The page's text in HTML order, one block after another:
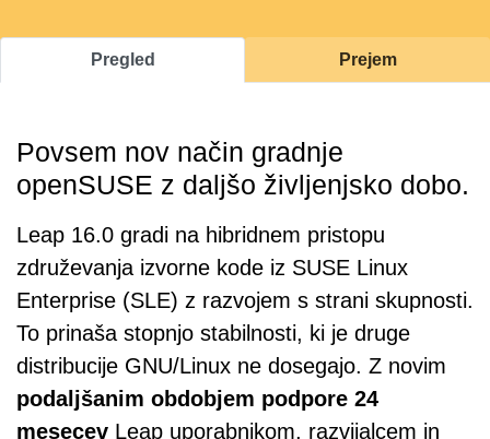
Pregled Prejem
Povsem nov način gradnje
openSUSE z daljšo življenjsko dobo.
Leap 16.0 gradi na hibridnem pristopu
združevanja izvorne kode iz SUSE Linux
Enterprise (SLE) z razvojem s strani skupnosti.
To prinaša stopnjo stabilnosti, ki je druge
distribucije GNU/Linux ne dosegajo. Z novim
podaljšanim obdobjem podpore 24
mesecev Leap uporabnikom, razvijalcem in